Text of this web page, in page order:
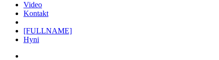
Video
Kontakt
[FULLNAME]
Hyni